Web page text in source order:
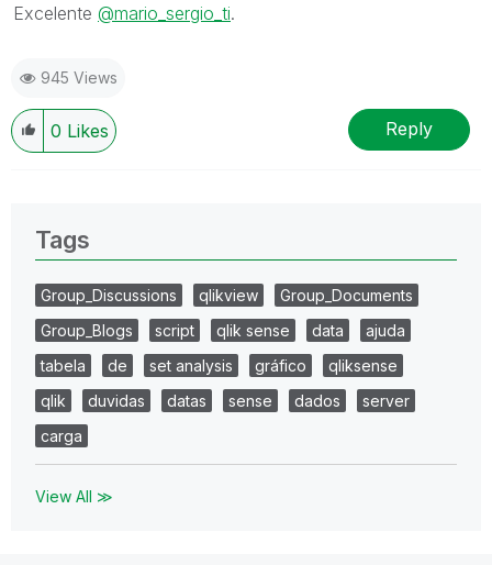
Excelente @mario_sergio_ti.
945 Views
0 Likes Reply
Tags
Group_Discussions qlikview
Group_Documents
Group_Blogs
script qlik sense data
ajuda
tabela
de set analysis gráfico
qliksense
qlik
duvidas datas sense dados
server
carga
View All ≫